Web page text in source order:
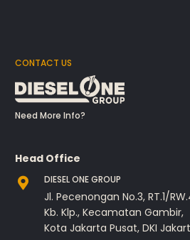
CONTACT US
Need More Info?
Head Office
DIESEL ONE GROUP
Jl. Pecenongan No.3, RT.1/
Kb. Klp., Kecamatan Gambir,
Kota Jakarta Pusat, DKI